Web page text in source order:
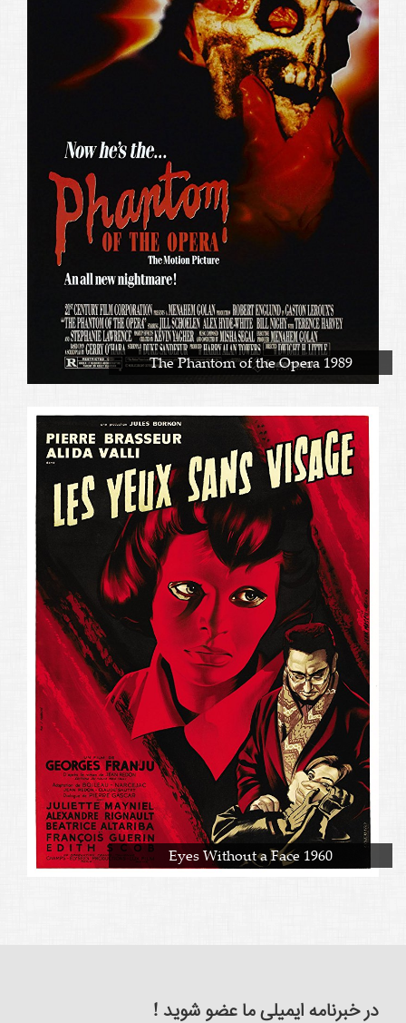
The Phantom of the Opera 1989
Eyes Without a Face 1960
در خبرنامه ایمیلی ما عضو شوید !